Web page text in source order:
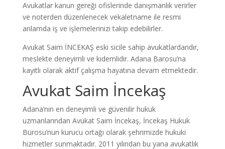
Avukatlar kanun gereği ofislerinde danışmanlık verirler
ve noterden düzenlenecek vekaletname ile resmi
anlamda iş ve işlemelerinizi takip edebilirler.
Avukat Saim İNCEKAŞ eski sicile sahip avukatlardandır,
meslekte deneyimli ve kıdemlidir. Adana Barosu’na
kayıtlı olarak aktif çalışma hayatına devam etmektedir.
Avukat Saim İncekaş
Adana’nın en deneyimli ve güvenilir hukuk
uzmanlarından Avukat Saim İncekaş, İncekaş Hukuk
Bürosu’nun kurucu ortağı olarak şehrimizde hukuki
hizmetler sunmaktadır. 2011 yılından bu yana avukatlık